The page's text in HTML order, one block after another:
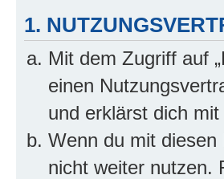
1.
Mit dem Zugriff auf
einen
und erklärst dich
Wenn du mit
nicht weiter nutzen.